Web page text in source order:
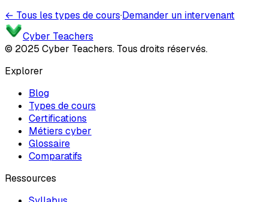
← Tous les types de cours·Demander un intervenant
Cyber Teachers
© 2025 Cyber Teachers. Tous droits réservés.
Explorer
Blog
Types de cours
Certifications
Métiers cyber
Glossaire
Comparatifs
Ressources